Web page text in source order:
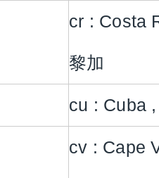
cr : Costa
黎加
cu : Cuba
cv : Cape